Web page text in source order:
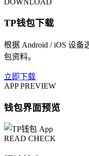
TP钱包下载
根据 Android / iOS 设备
包资料。
立即下载
APP PREVIEW
钱包界面预览
READ CHECK